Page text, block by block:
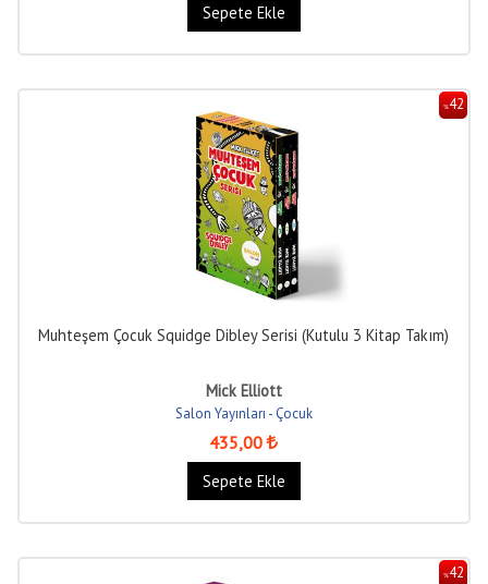
Sepete Ekle
%42
Muhteşem Çocuk Squidge Dibley Serisi (Kutulu 3 Kitap Takım)
Mick Elliott
Salon Yayınları - Çocuk
435,00
Sepete Ekle
%42